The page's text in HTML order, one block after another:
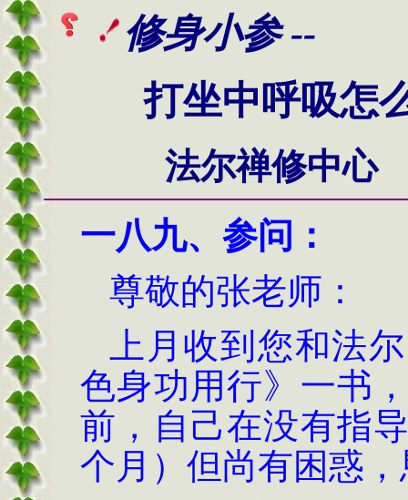
修身小参 --
打坐中呼吸怎
法尔禅修中心
一八九、 参问：
尊敬的张老师：
上月收到您和法
色身功用行》一书
前，自己在没有指
个月）但尚有困惑